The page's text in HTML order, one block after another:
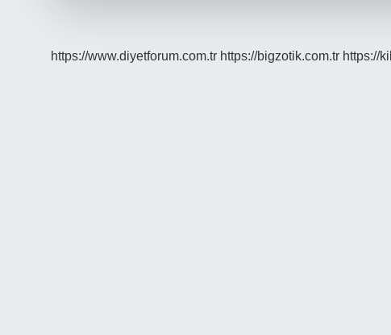
https://www.diyetforum.com.tr https://bigzotik.com.tr https://